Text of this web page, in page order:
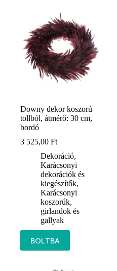
Downy dekor koszorú
tollból, átmérő: 30 cm,
bordó
3 525,00 Ft
Dekoráció,
Karácsonyi
dekorációk és
kiegészítők,
Karácsonyi
koszorúk,
girlandok és
gallyak
BOLTBA